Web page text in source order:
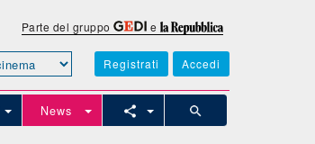
Parte del gruppo e
Registrati Accedi
News